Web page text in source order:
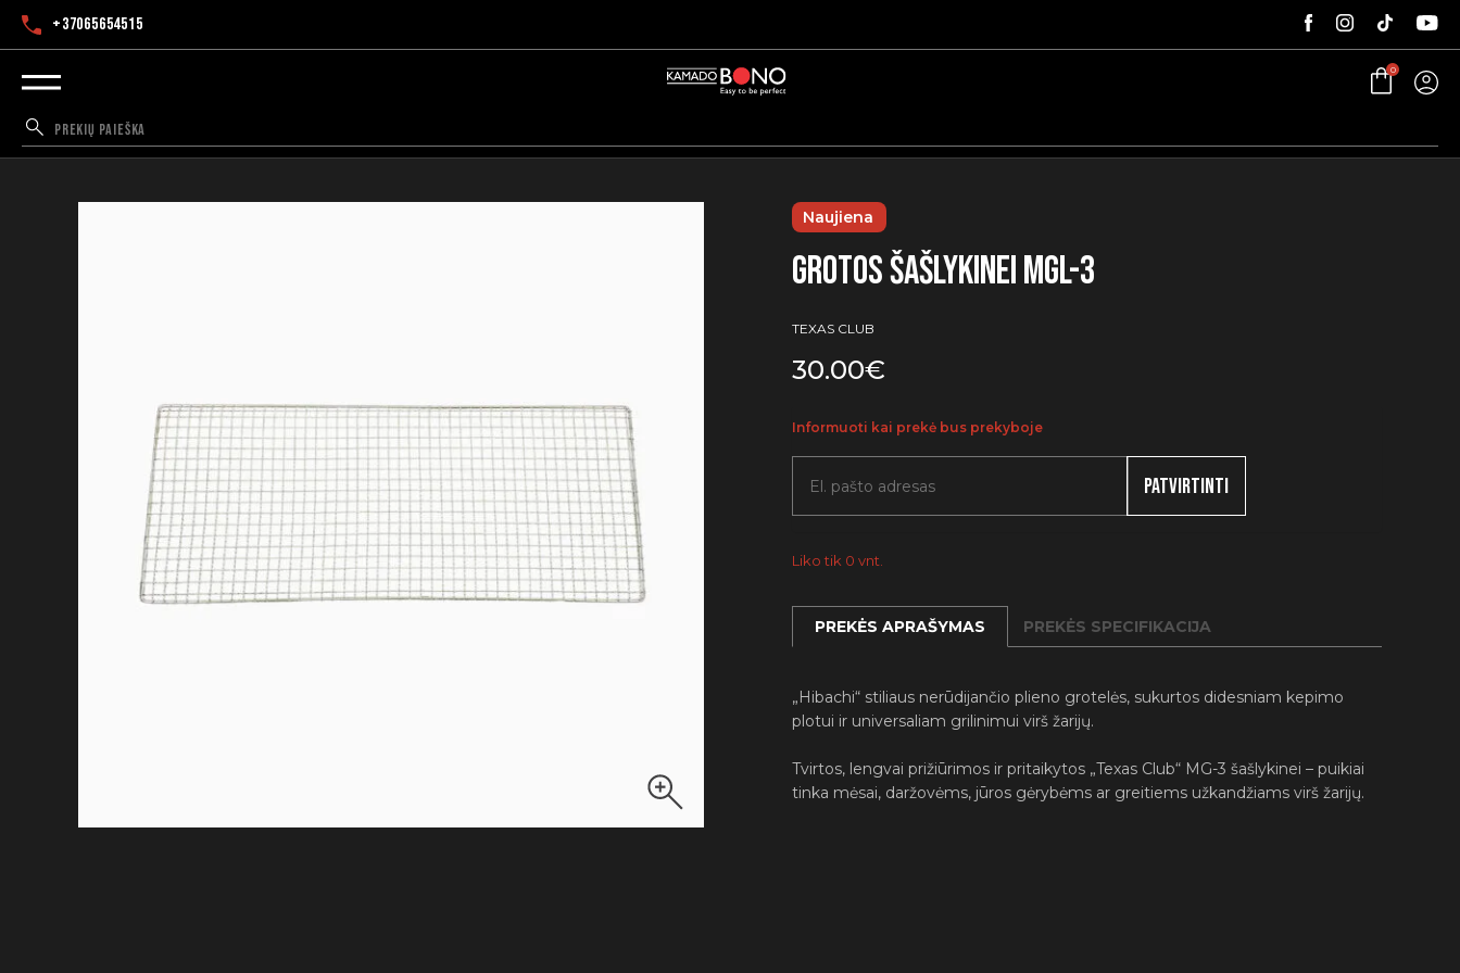
+37065654515
0
Naujiena
Grotos šašlykinei MGL-3
TEXAS CLUB
30.00€
Informuoti kai prekė bus prekyboje
Liko tik 0 vnt.
PREKĖS APRAŠYMAS PREKĖS SPECIFIKACIJA
„Hibachi“ stiliaus nerūdijančio plieno grotelės, sukurtos didesniam kepimo
plotui ir universaliam grilinimui virš žarijų.
Tvirtos, lengvai prižiūrimos ir pritaikytos „Texas Club“ MG-3 šašlykinei – puikiai
tinka mėsai, daržovėms, jūros gėrybėms ar greitiems užkandžiams virš žarijų.